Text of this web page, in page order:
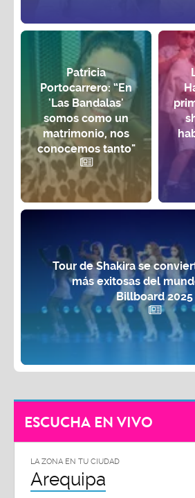
Patricia
Portocarrero: “En
'Las Bandalas'
somos como un
matrimonio, nos
conocemos tanto"
Tour de Shakira se
más exitosas del
Billboard 2025
ESCUCHA EN VIVO
LA ZONA EN TU CIUDAD
Arequipa